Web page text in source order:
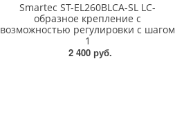
Smartec ST-EL260BLCA-SL LC-
образное крепление с
возможностью регулировки с шагом
1
2 400 руб.